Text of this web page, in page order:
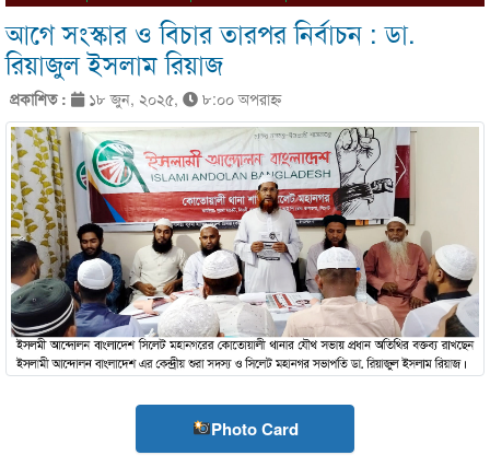
আগে সংস্কার ও বিচার তারপর নির্বাচন : ডা.
রিয়াজুল ইসলাম রিয়াজ
প্রকাশিত : ১৮ জুন, ২০২৫, ৮:০০ অপরাহ্ণ
Photo Card